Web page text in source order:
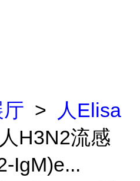
>
人Elisa
H3N2流感
IgM)e...